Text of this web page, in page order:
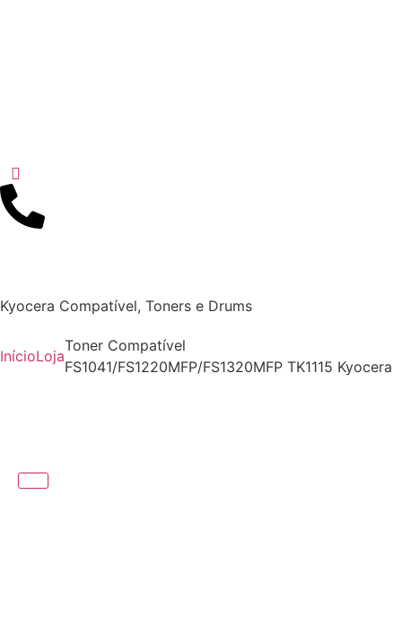
Kyocera Compatível, Toners e Drums
InícioLoja
Toner Compatível
FS1041/FS1220MFP/FS1320MFP TK1115 Kyocera